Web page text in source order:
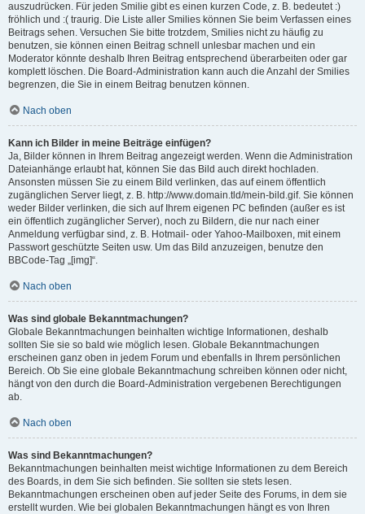
auszudrücken. Für jeden Smilie gibt es einen kurzen Code, z. B. bedeutet :)
fröhlich und :( traurig. Die Liste aller Smilies können Sie beim Verfassen eines
Beitrags sehen. Versuchen Sie bitte trotzdem, Smilies nicht zu häufig zu
benutzen, sie können einen Beitrag schnell unlesbar machen und ein
Moderator könnte deshalb Ihren Beitrag entsprechend überarbeiten oder gar
komplett löschen. Die Board-Administration kann auch die Anzahl der Smilies
begrenzen, die Sie in einem Beitrag benutzen können.
Nach oben
Kann ich Bilder in meine Beiträge einfügen?
Ja, Bilder können in Ihrem Beitrag angezeigt werden. Wenn die Administration
Dateianhänge erlaubt hat, können Sie das Bild auch direkt hochladen.
Ansonsten müssen Sie zu einem Bild verlinken, das auf einem öffentlich
zugänglichen Server liegt, z. B. http://www.domain.tld/mein-bild.gif. Sie können
weder Bilder verlinken, die sich auf Ihrem eigenen PC befinden (außer es ist
ein öffentlich zugänglicher Server), noch zu Bildern, die nur nach einer
Anmeldung verfügbar sind, z. B. Hotmail- oder Yahoo-Mailboxen, mit einem
Passwort geschützte Seiten usw. Um das Bild anzuzeigen, benutze den
BBCode-Tag „[img]“.
Nach oben
Was sind globale Bekanntmachungen?
Globale Bekanntmachungen beinhalten wichtige Informationen, deshalb
sollten Sie sie so bald wie möglich lesen. Globale Bekanntmachungen
erscheinen ganz oben in jedem Forum und ebenfalls in Ihrem persönlichen
Bereich. Ob Sie eine globale Bekanntmachung schreiben können oder nicht,
hängt von den durch die Board-Administration vergebenen Berechtigungen
ab.
Nach oben
Was sind Bekanntmachungen?
Bekanntmachungen beinhalten meist wichtige Informationen zu dem Bereich
des Boards, in dem Sie sich befinden. Sie sollten sie stets lesen.
Bekanntmachungen erscheinen oben auf jeder Seite des Forums, in dem sie
erstellt wurden. Wie bei globalen Bekanntmachungen hängt es von Ihren